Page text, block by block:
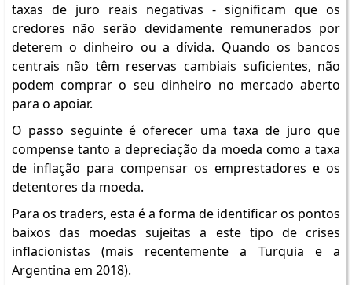
taxas de juro reais negativas - significam que os
credores não serão devidamente remunerados por
deterem o dinheiro ou a dívida. Quando os bancos
centrais não têm reservas cambiais suficientes, não
podem comprar o seu dinheiro no mercado aberto
para o apoiar.
O passo seguinte é oferecer uma taxa de juro que
compense tanto a depreciação da moeda como a taxa
de inflação para compensar os emprestadores e os
detentores da moeda.
Para os traders, esta é a forma de identificar os pontos
baixos das moedas sujeitas a este tipo de crises
inflacionistas (mais recentemente a Turquia e a
Argentina em 2018).